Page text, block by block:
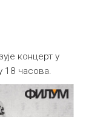
концерт у
18 часова.